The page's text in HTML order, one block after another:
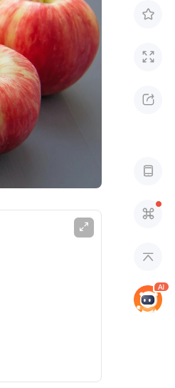






